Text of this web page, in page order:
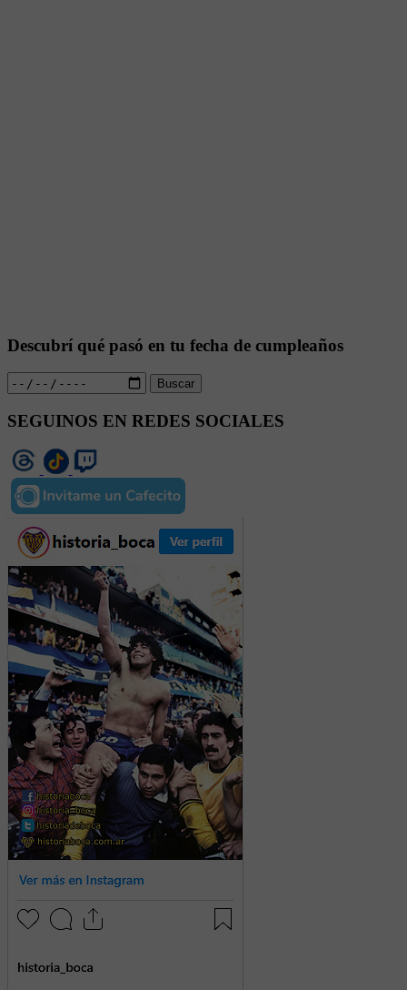
Descubrí qué pasó en tu fecha de cumpleaños
Buscar
SEGUINOS EN REDES SOCIALES